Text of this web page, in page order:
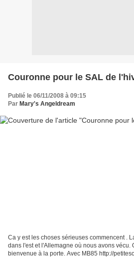
Couronne pour le SAL de
Publié le 06/11/2008 à 09:15
Par Mary's Angeldream
Ca y est les choses sérieuses commencent .
dans l'est et l'Allemagne où nous avons vécu.
bienvenue à la porte. Avec MB85 http://